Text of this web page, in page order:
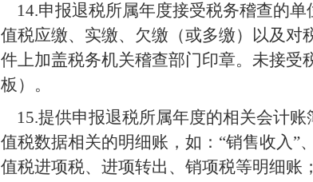
14.申报退税所属年度接受税务稽查的
值税应缴、实缴、欠缴（或多缴）以及对
件上加盖税务机关稽查部门印章。未接
板）。
15.提供申报退税所属年度的相关会计
值税数据相关的明细账，如：“销售收入
值税进项税、进项转出、销项税等明细账